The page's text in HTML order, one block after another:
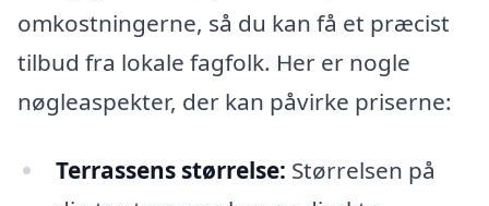
omkostningerne, så du kan få et præcist
tilbud fra lokale fagfolk. Her er nogle
nøgleaspekter, der kan påvirke priserne:
Terrassens størrelse: Størrelsen på